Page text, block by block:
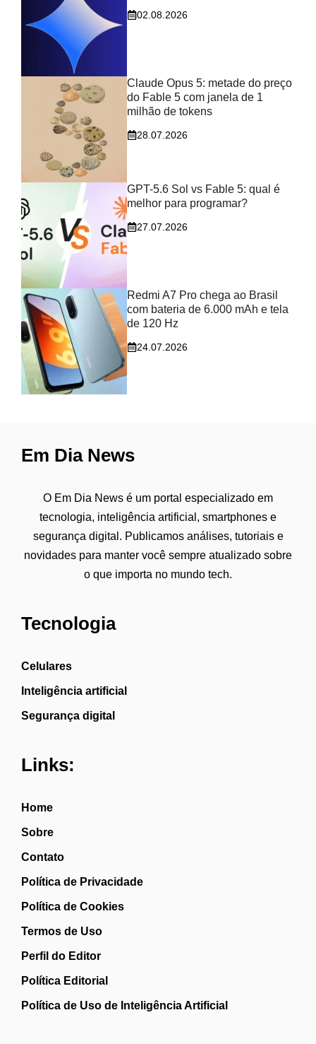
02.08.2026
Claude Opus 5: metade do preço
do Fable 5 com janela de 1
milhão de tokens
28.07.2026
GPT-5.6 Sol vs Fable 5: qual é
melhor para programar?
27.07.2026
Redmi A7 Pro chega ao Brasil
com bateria de 6.000 mAh e tela
de 120 Hz
24.07.2026
Em Dia News
O Em Dia News é um portal especializado em
tecnologia, inteligência artificial, smartphones e
segurança digital. Publicamos análises, tutoriais e
novidades para manter você sempre atualizado sobre
o que importa no mundo tech.
Tecnologia
Celulares
Inteligência artificial
Segurança digital
Links:
Home
Sobre
Contato
Política de Privacidade
Política de Cookies
Termos de Uso
Perfil do Editor
Política Editorial
Política de Uso de Inteligência Artificial